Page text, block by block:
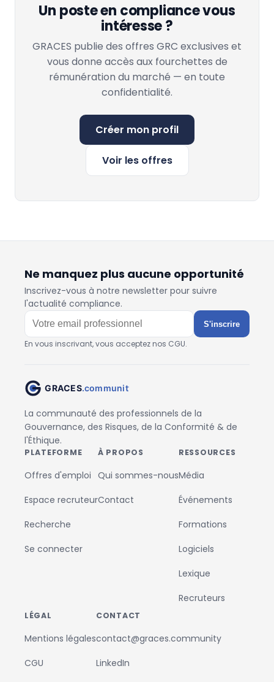
Un poste en compliance vous
intéresse ?
GRACES publie des offres GRC exclusives et
vous donne accès aux fourchettes de
rémunération du marché — en toute
confidentialité.
Créer mon profil
Voir les offres
Ne manquez plus aucune opportunité
Inscrivez-vous à notre newsletter pour suivre
l'actualité compliance.
S'inscrire
En vous inscrivant, vous acceptez nos CGU.
La communauté des professionnels de la
Gouvernance, des Risques, de la Conformité & de
l'Éthique.
PLATEFORME
Offres d'emploi
Espace recruteur
Recherche
Se connecter
À PROPOS
Qui sommes-nous
Contact
RESSOURCES
Média
Événements
Formations
Logiciels
Lexique
Recruteurs
LÉGAL
Mentions légales
CGU
CONTACT
contact@graces.community
LinkedIn